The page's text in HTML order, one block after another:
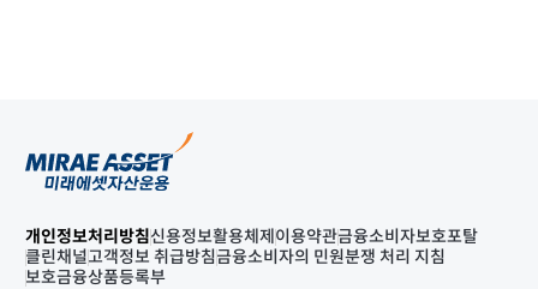
개인정보처리방침신용정보활용체제 이용약관금융소비자보호포탈
클린채널고객정보 취급방침금융소비자의 민원분쟁 처리 지침
보호금융상품등록부